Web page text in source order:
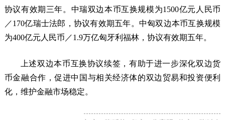
协议有效期三年。中瑞双边本币互换规模为1500亿元人民币
／170亿瑞士法郎，协议有效期五年。中匈双边本币互换规模
为400亿元人民币／1.9万亿匈牙利福林，协议有效期五年。
上述双边本币互换协议续签，有助于进一步深化双边货
币金融合作，促进中国与相关经济体的双边贸易和投资便利
化，维护金融市场稳定。